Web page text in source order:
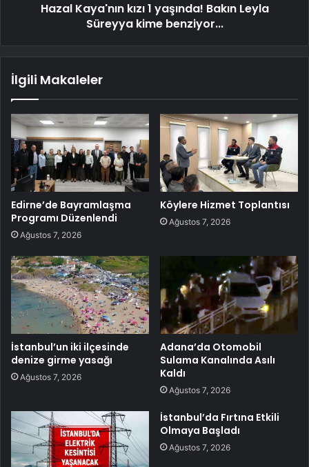
Hazal Kaya'nın kızı 1 yaşında! Bakın Leyla
Süreyya kime benziyor...
İlgili Makaleler
Edirne’de Bayramlaşma
Programı Düzenlendi
Ağustos 7, 2026
Köylere Hizmet Toplantısı
Ağustos 7, 2026
İstanbul’un iki ilçesinde
denize girme yasağı
Ağustos 7, 2026
Adana’da Otomobil
Sulama Kanalında Asılı
Kaldı
Ağustos 7, 2026
İstanbul’da Fırtına Etkili
Olmaya Başladı
Ağustos 7, 2026